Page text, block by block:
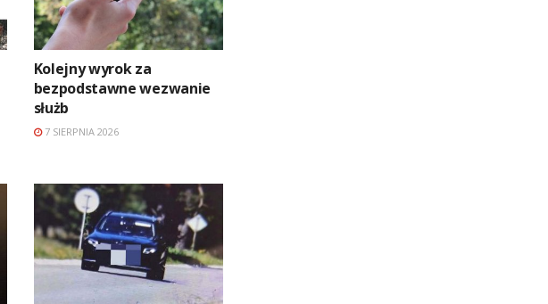
Kolejny wyrok za
bezpodstawne wezwanie
służb
7 SIERPNIA 2026